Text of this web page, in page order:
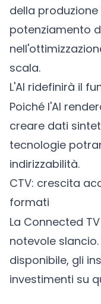
della
potenziamento
scala.
L'AI ridefinirà il
Poiché l'AI
creare dati
tecnologie
indirizzabilità.
CTV: crescita
formati
La Connected
notevole
disponibile, gli
investimenti su